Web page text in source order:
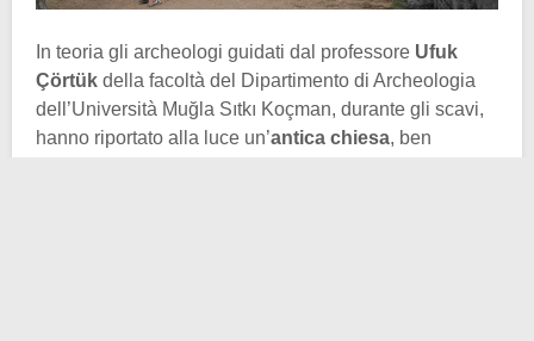
In teoria gli archeologi guidati dal professore Ufuk
Çörtük della facoltà del Dipartimento di Archeologia
dell’Università Muğla Sıtkı Koçman, durante gli scavi,
hanno riportato alla luce un’antica chiesa, ben